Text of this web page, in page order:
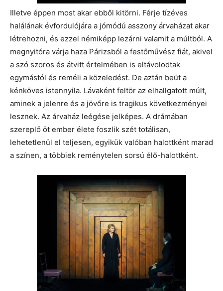
Illetve éppen most akar ebből kitörni. Férje tízéves
halálának évfordulójára a jómódú asszony árvaházat akar
létrehozni, és ezzel némiképp lezárni valamit a múltból. A
megnyitóra várja haza Párizsból a festőművész fiát, akivel
a szó szoros és átvitt értelmében is eltávolodtak
egymástól és reméli a közeledést. De aztán beüt a
kénköves istennyila. Lávaként feltör az elhallgatott múlt,
aminek a jelenre és a jövőre is tragikus következményei
lesznek. Az árvaház leégése jelképes. A drámában
szereplő öt ember élete foszlik szét totálisan,
lehetetlenül el teljesen, egyikük valóban halottként marad
a színen, a többiek reménytelen sorsú élő-halottként.